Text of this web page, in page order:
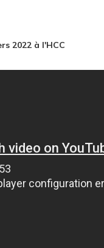
2022 à l'HCC